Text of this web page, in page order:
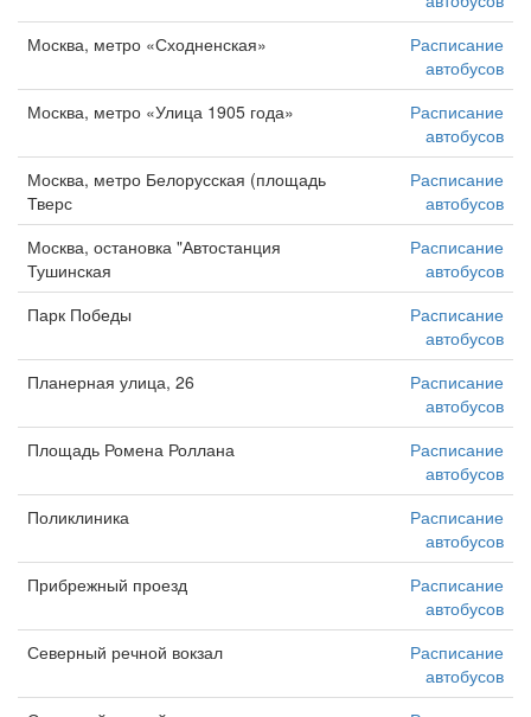
Москва, метро «Сходненская»
Расписание
автобусов
Москва, метро «Улица 1905 года»
Расписание
автобусов
Москва, метро Белорусская (площадь
Тверс
Расписание
автобусов
Москва, остановка "Автостанция
Тушинская
Расписание
автобусов
Парк Победы
Расписание
автобусов
Планерная улица, 26
Расписание
автобусов
Площадь Ромена Роллана
Расписание
автобусов
Поликлиника
Расписание
автобусов
Прибрежный проезд
Расписание
автобусов
Северный речной вокзал
Расписание
автобусов